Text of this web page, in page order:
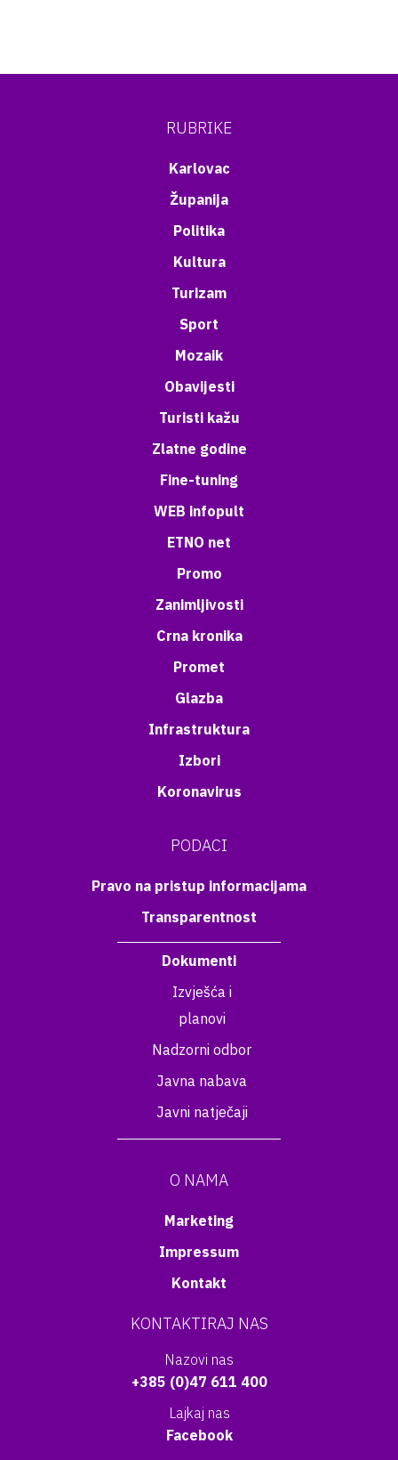
RUBRIKE
Karlovac
Županija
Politika
Kultura
Turizam
Sport
Mozaik
Obavijesti
Turisti kažu
Zlatne godine
Fine-tuning
WEB infopult
ETNO net
Promo
Zanimljivosti
Crna kronika
Promet
Glazba
Infrastruktura
Izbori
Koronavirus
PODACI
Pravo na pristup informacijama
Transparentnost
Dokumenti
Izvješća i
planovi
Nadzorni odbor
Javna nabava
Javni natječaji
O NAMA
Marketing
Impressum
Kontakt
KONTAKTIRAJ NAS
Nazovi nas
+385 (0)47 611 400
Lajkaj nas
Facebook